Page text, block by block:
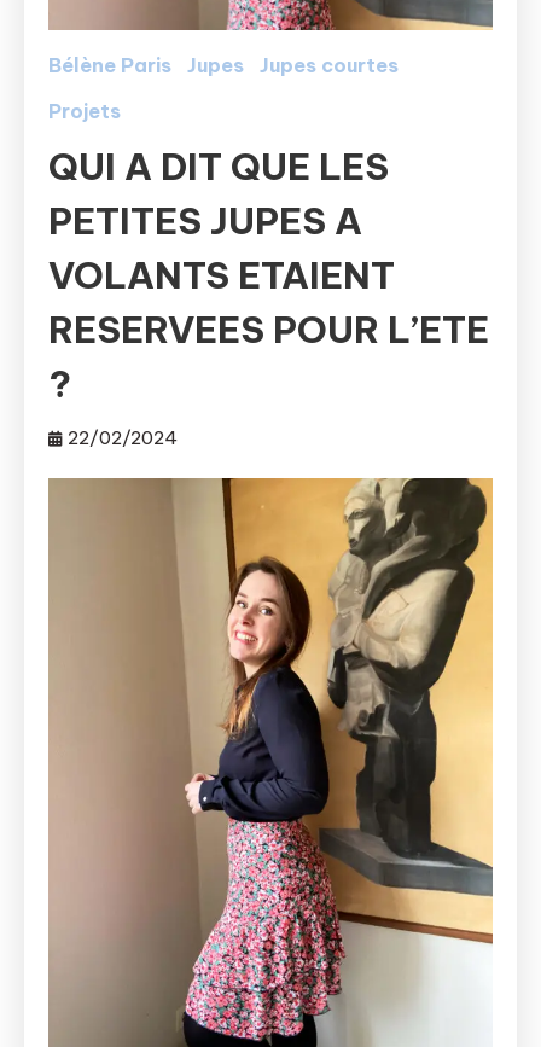
Bélène Paris Jupes
Jupes courtes
Projets
QUI A DIT QUE LES
PETITES JUPES A
VOLANTS ETAIENT
RESERVEES POUR L’ETE
?
22/02/2024